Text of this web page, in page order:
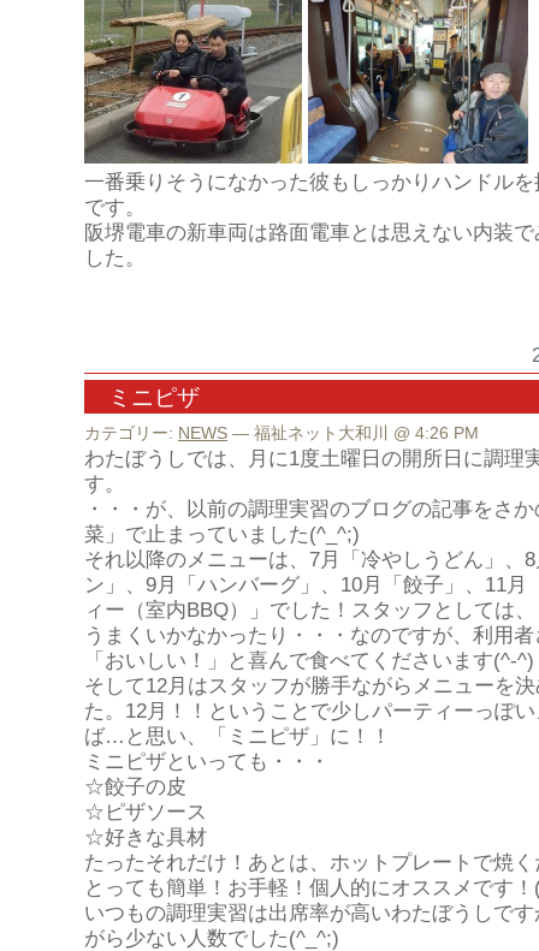
一番乗りそうになかった彼もしっかりハンドル
です。
阪堺電車の新車両は路面電車とは思えない内装
した。
ミニピザ
カテゴリー: NEWS — 福祉ネット大和川 @ 4:26 PM
わたぼうしでは、月に1度土曜日の開所日に調理
す。
・・・が、以前の調理実習のブログの記事をさ
菜」で止まっていました(^_^;)
それ以降のメニューは、 7月「冷やしうどん」、 8
ン」、 9月「ハンバーグ」、 10月「餃子」、 11月
ィー（室内BBQ）」でした！スタッフとしては
うまくいかなかったり・・・なのですが、利用
「おいしい！」と喜んで食べてくださいます(^-^)
そして12月はスタッフが勝手ながらメニューを
た。 12月！！ということで少しパーティーっぽ
ば…と思い、「ミニピザ」に！！
ミニピザといっても・・・
☆餃子の皮
☆ピザソース
☆好きな具材
たったそれだけ！あとは、ホットプレートで焼
とっても簡単！お手軽！個人的にオススメです！
いつもの調理実習は出席率が高いわたぼうしで
がら少ない人数でした(^_^;)